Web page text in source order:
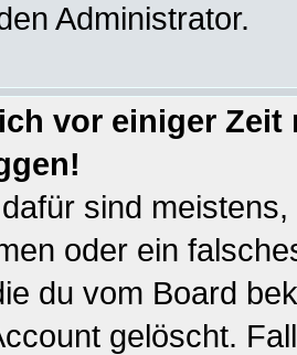
Administrator.
vor einiger
sind
oder ein
du vom Board
gelöscht.